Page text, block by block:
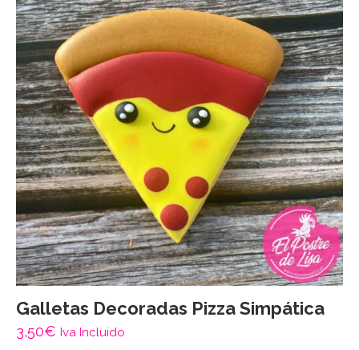
Galletas Decoradas Pizza Simpática
3,50€ Iva Incluido